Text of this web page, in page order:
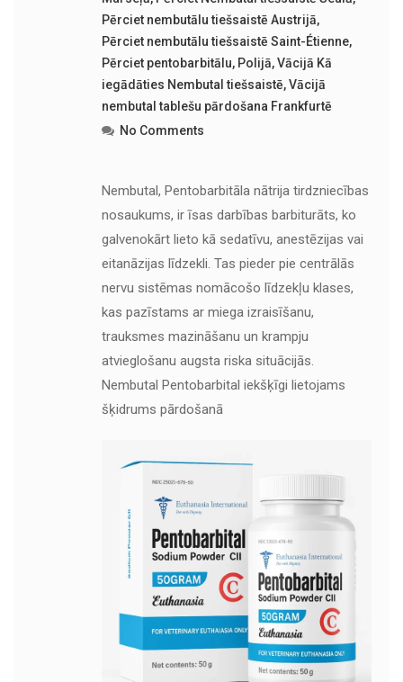
Pērciet nembutālu tiešsaistē Austrijā,
Pērciet nembutālu tiešsaistē Saint-Étienne,
Pērciet pentobarbitālu, Polijā,Vācijā Kā
iegādāties Nembutal tiešsaistē,Vācijā
nembutal tablešu pārdošana Frankfurtē
No Comments
Nembutal, Pentobarbitāla nātrija tirdzniecības
nosaukums, ir īsas darbības barbiturāts, ko
galvenokārt lieto kā sedatīvu, anestēzijas vai
eitanāzijas līdzekli. Tas pieder pie centrālās
nervu sistēmas nomācošo līdzekļu klases,
kas pazīstams ar miega izraisīšanu,
trauksmes mazināšanu un krampju
atvieglošanu augsta riska situācijās.
Nembutal Pentobarbital iekšķīgi lietojams
šķidrums pārdošanā